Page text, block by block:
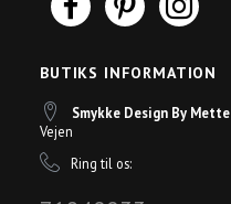
BUTIKS INFORMATION
Smykke Design By Mette
Vejen
Ring til os: